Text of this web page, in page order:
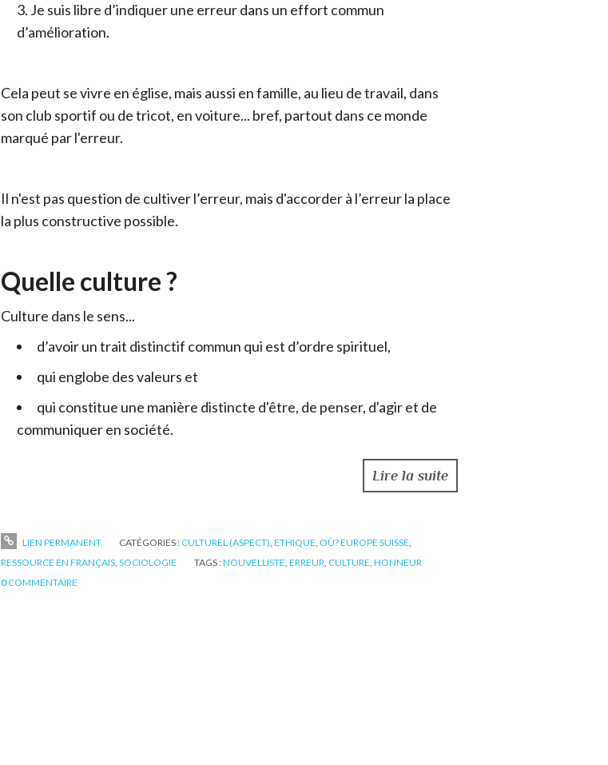
Je suis libre d’indiquer une erreur dans un effort commun
d’amélioration.
Cela peut se vivre en église, mais aussi en famille, au lieu de travail, dans
son club sportif ou de tricot, en voiture... bref, partout dans ce monde
marqué par l'erreur.
Il n'est pas question de cultiver l’erreur, mais d'accorder à l’erreur la place
la plus constructive possible.
Quelle culture ?
Culture dans le sens...
d’avoir un trait distinctif commun qui est d’ordre spirituel,
qui englobe des valeurs et
qui constitue une manière distincte d'être, de penser, d'agir et de
communiquer en société.
Lire la suite
LIEN PERMANENT CATÉGORIES : CULTUREL (ASPECT) ETHIQUE OÙ? EUROPE SUISSE
RESSOURCE EN FRANÇAIS SOCIOLOGIE TAGS :NOUVELLISTE ERREUR CULTURE HONNEUR
0 COMMENTAIRE